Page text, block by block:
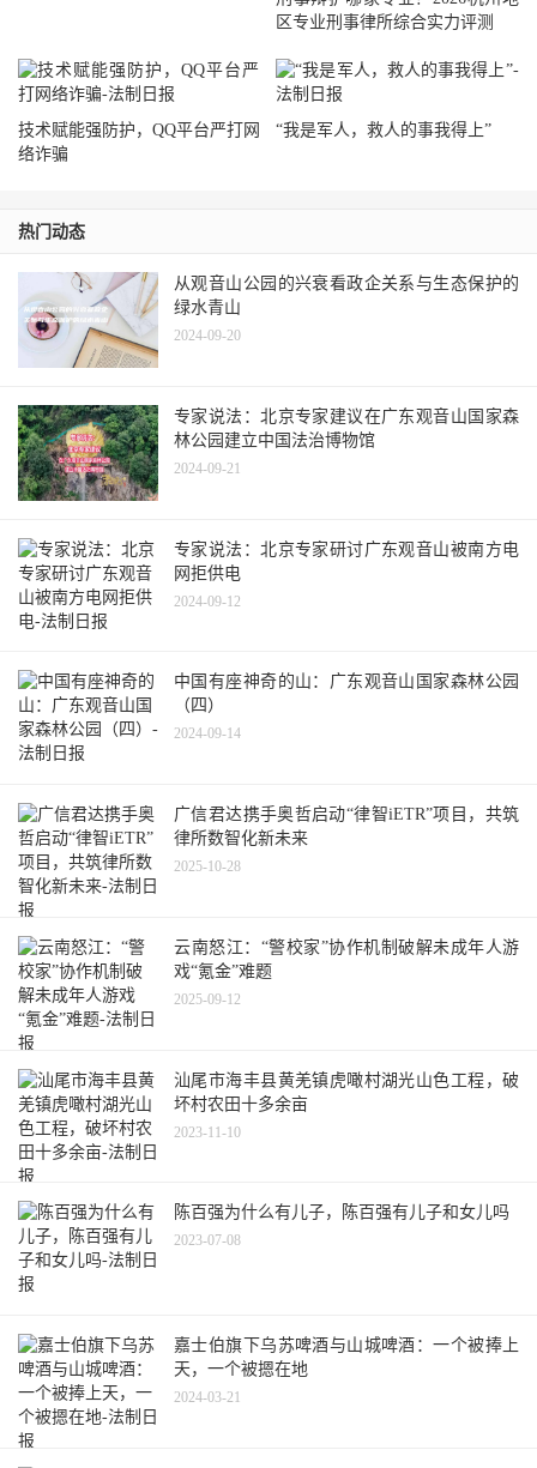
区专业刑事律所综合实力评测
技术赋能强防护，QQ平台严打网
络诈骗
“我是军人，救人的事我得上”
热门动态
从观音山公园的兴衰看政企关系与生态保护的
绿水青山
2024-09-20
专家说法：北京专家建议在广东观音山国家森
林公园建立中国法治博物馆
2024-09-21
专家说法：北京专家研讨广东观音山被南方电
网拒供电
2024-09-12
中国有座神奇的山：广东观音山国家森林公园
（四）
2024-09-14
广信君达携手奥哲启动“律智iETR”项目，共筑
律所数智化新未来
2025-10-28
云南怒江：“警校家”协作机制破解未成年人游
戏“氪金”难题
2025-09-12
汕尾市海丰县黄羌镇虎噉村湖光山色工程，破
坏村农田十多余亩
2023-11-10
陈百强为什么有儿子，陈百强有儿子和女儿吗
2023-07-08
嘉士伯旗下乌苏啤酒与山城啤酒：一个被捧上
天，一个被摁在地
2024-03-21